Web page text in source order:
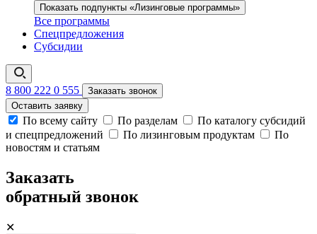
Показать подпункты «Лизинговые программы»
Все программы
Спецпредложения
Субсидии
8 800 222 0 555
Заказать звонок
Оставить заявку
По всему сайту По разделам
По каталогу субсидий
и спецпредложений
По лизинговым продуктам
По
новостям и статьям
Заказать
обратный звонок
✕